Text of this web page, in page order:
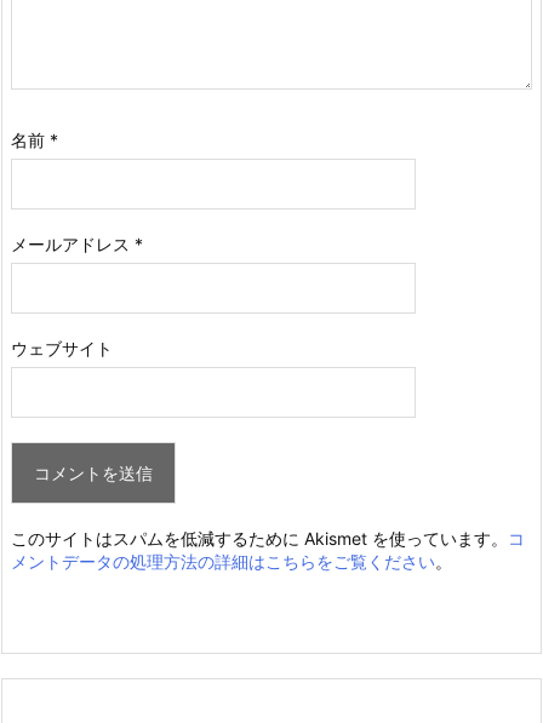
名前 *
メールアドレス *
ウェブサイト
このサイトはスパムを低減するために Akismet を使っています。
コ
メントデータの処理方法の詳細はこちらをご覧ください。